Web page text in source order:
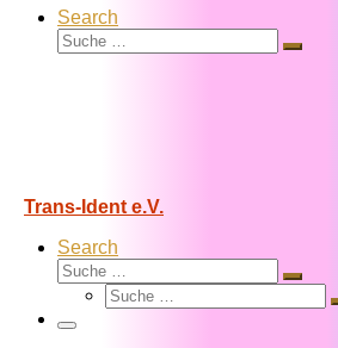
Search
Suche
Suche
Trans-Ident e.V.
Search
Suche
Suche
Suche
Menü